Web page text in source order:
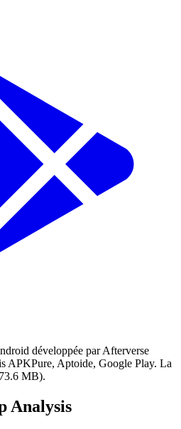
développée par Afterverse
APKPure, Aptoide, Google Play. La
MB).
Analysis